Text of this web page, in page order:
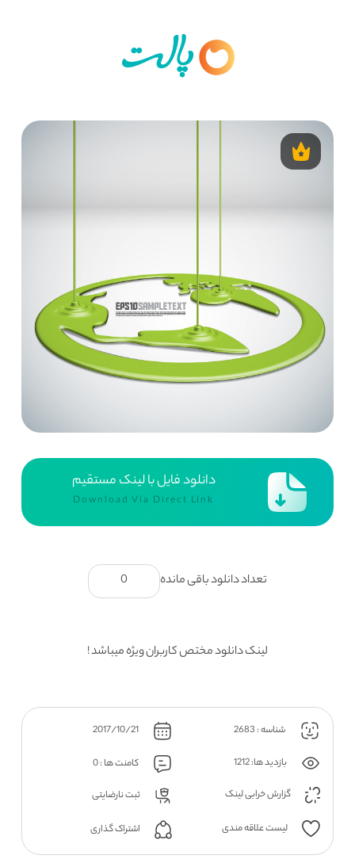
دانلود فایل با لینک مستقیم
Download Via Direct Link
تعداد دانلود باقی مانده 0
لینک دانلود مختص کاربران ویژه میباشد !
شناسه : 2683 2017/10/21
بازدید ها: 1212
کامنت ها : 0
گزارش خرابی لینک
ثبت نارضایتی
لیست علاقه مندی اشتراک گذاری